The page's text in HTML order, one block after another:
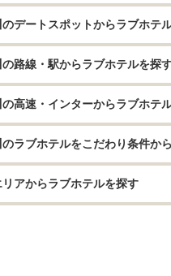
デートスポットからラブホテ
路線・駅からラブホテルを探
高速・インターからラブホテ
ラブホテルをこだわり条件か
リアからラブホテルを探す